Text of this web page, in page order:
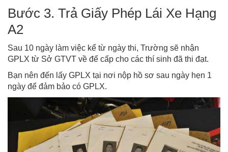
Bước 3. Trả Giấy Phép Lái Xe Hạng
A2
Sau 10 ngày làm việc kể từ ngày thi, Trường sẽ nhận
GPLX từ Sở GTVT về để cấp cho các thí sinh đã thi đạt.
Bạn nên đến lấy GPLX tại nơi nộp hồ sơ sau ngày hẹn 1
ngày để đảm bảo có GPLX.